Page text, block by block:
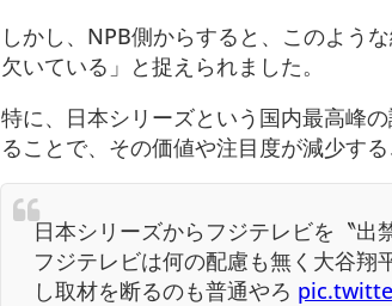
しかし、NPB側からすると、このよう
欠いている」と捉えられました。
特に、日本シリーズという国内最高峰
ることで、その価値や注目度が減少す
日本シリーズからフジテレビを〝
フジテレビは何の配慮も無く大谷翔
し取材を断るのも普通やろ